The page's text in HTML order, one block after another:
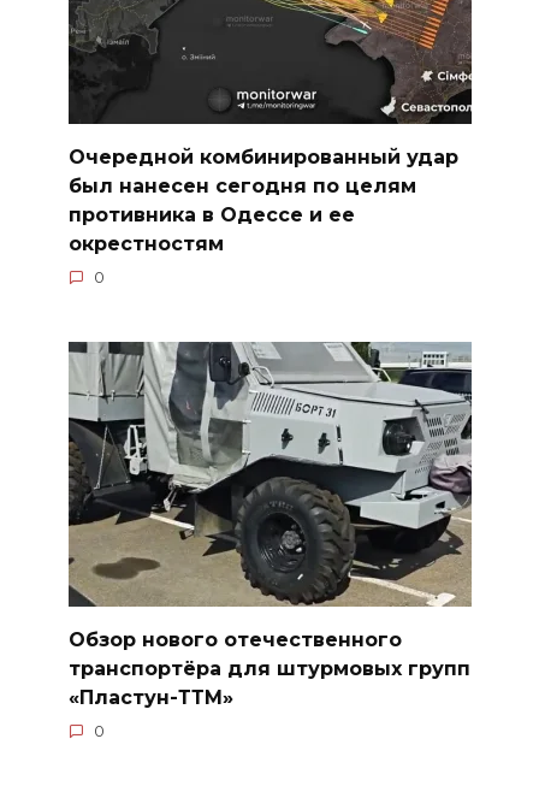
Очередной комбинированный удар
был нанесен сегодня по целям
противника в Одессе и ее
окрестностям
0
Обзор нового отечественного
транспортёра для штурмовых групп
«Пластун-ТТМ»
0